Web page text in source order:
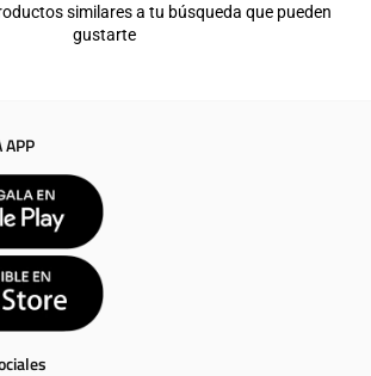
similares a tu búsqueda que pueden
gustarte
APP